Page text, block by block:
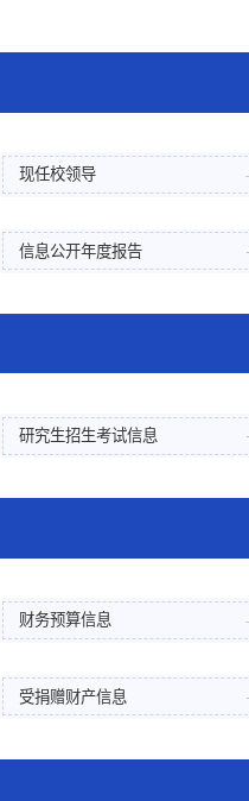
现任校领导
信息公开年度报告
研究生招生考试信息
财务预算信息
受捐赠财产信息